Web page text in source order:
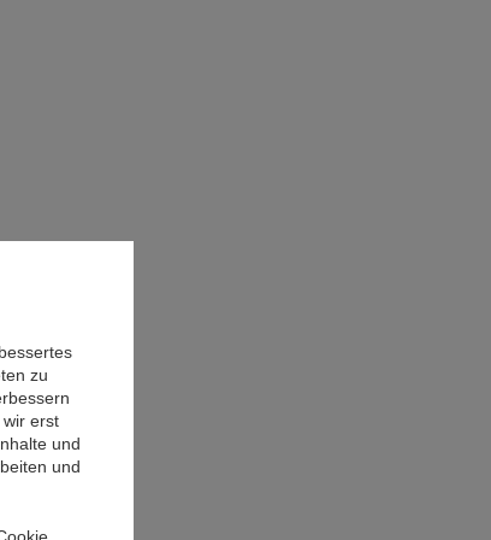
zu
erst
und
und